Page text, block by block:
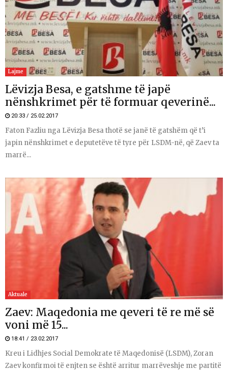
Lajme
Lëvizja Besa, e gatshme të japë
nënshkrimet për të formuar qeverinë...
20:33 / 25.02.2017
Faton Fazliu nga Lëvizja Besa thotë se janë të gatshëm që t’i
japin nënshkrimet e deputetëve të tyre për LSDM-në, që Zaev ta
marrë...
Aktuale
Zaev: Maqedonia me qeveri të re më së
voni më 15...
18:41 / 23.02.2017
Kreu i Lidhjes Social Demokrate të Maqedonisë (LSDM), Zoran
Zaev konfirmoi të enjten se është arritur marrëveshje me partitë